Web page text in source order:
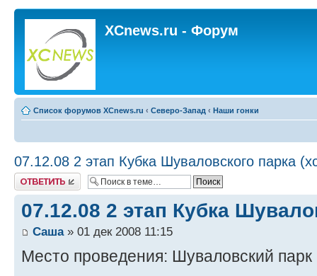
XCnews.ru - Форум
Список форумов XCnews.ru ‹ Северо-Запад ‹ Наши гонки
07.12.08 2 этап Кубка Шуваловского парка
Ответить
07.12.08 2 этап Кубка
Саша» 01 дек 2008 11:15
Место проведения: Шуваловский парк